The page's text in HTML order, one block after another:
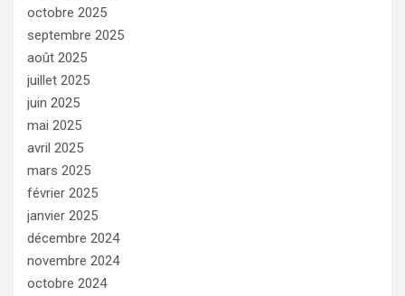
octobre 2025
septembre 2025
août 2025
juillet 2025
juin 2025
mai 2025
avril 2025
mars 2025
février 2025
janvier 2025
décembre 2024
novembre 2024
octobre 2024